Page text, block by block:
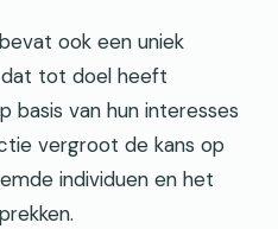
ook een uniek
tot doel heeft
basis van hun interesses
vergroot de kans op
individuen en het